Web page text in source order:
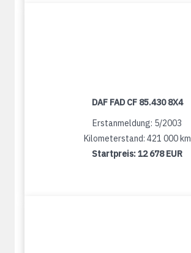
DAF FAD CF 85.430 8X4
Erstanmeldung: 5/2003
Kilometerstand: 421 000 km
Startpreis:12 678 EUR